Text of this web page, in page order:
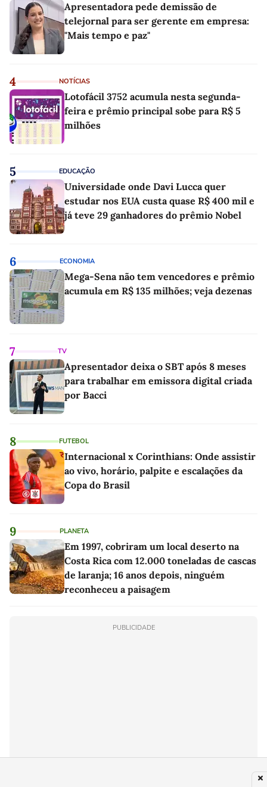
Apresentadora pede demissão de
telejornal para ser gerente em empresa:
"Mais tempo e paz"
4 NOTÍCIAS
Lotofácil 3752 acumula nesta segunda-
feira e prêmio principal sobe para R$ 5
milhões
5 EDUCAÇÃO
Universidade onde Davi Lucca quer
estudar nos EUA custa quase R$ 400 mil e
já teve 29 ganhadores do prêmio Nobel
6 ECONOMIA
Mega-Sena não tem vencedores e prêmio
acumula em R$ 135 milhões; veja dezenas
7 TV
Apresentador deixa o SBT após 8 meses
para trabalhar em emissora digital criada
por Bacci
8 FUTEBOL
Internacional x Corinthians: Onde assistir
ao vivo, horário, palpite e escalações da
Copa do Brasil
9 PLANETA
Em 1997, cobriram um local deserto na
Costa Rica com 12.000 toneladas de cascas
de laranja; 16 anos depois, ninguém
reconheceu a paisagem
PUBLICIDADE